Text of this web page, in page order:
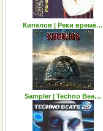
Кипелов | Реки времё…
Sampler | Techno Bea…